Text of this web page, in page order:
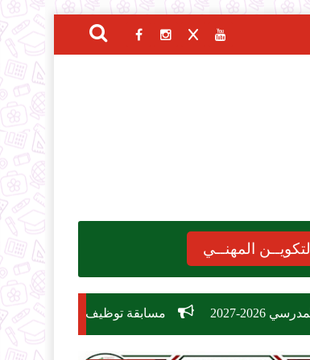
التكويــن المهنــي
مسابقة توظيف وزارة التربية الوطنية 2026: دليل الشروط، التخصصات، وكيفية التسجيل في 26,209 منصب